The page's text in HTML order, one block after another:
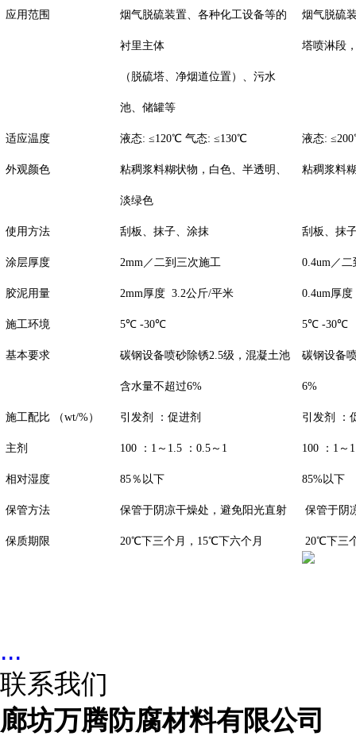
应用范围 烟气脱硫装置、各种化工设备等的
衬里主体
（脱硫塔、净烟道位置）、污水
池、储罐等
烟气脱硫
塔喷淋段
适应温度 液态: ≤120℃ 气态: ≤130℃ 液态: ≤200
外观颜色 粘稠浆料糊状物，白色、半透明、
淡绿色
粘稠浆料
使用方法 刮板、抹子、涂抹 刮板、抹
涂层厚度 2mm／二到三次施工 0.4um／
胶泥用量 2mm厚度 3.2公斤/平米 0.4um厚度
施工环境 5℃ -30℃ 5℃ -30℃
基本要求 碳钢设备喷砂除锈2.5级，混凝土池
含水量不超过6%
碳钢设备
6%
施工配比 （wt/%）
主剂
引发剂 ：促进剂
100 ： 1 ～ 1.5 ： 0.5 ～ 1
引发剂 ：
100 ： 1 ～
相对湿度 85％以下 85%以下
保管方法 保管于阴凉干燥处，避免阳光直射 保管于阴
保质期限 20℃下三个月， 15℃下六个月 20℃下三
...
联系我们
廊坊万腾防腐材料有限公司